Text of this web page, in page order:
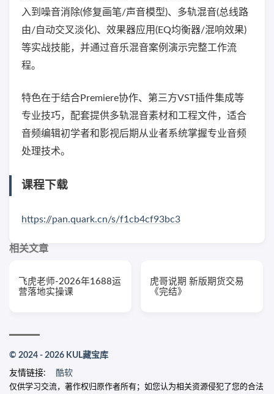
入到噪音消除(修复画笔/声音模型)、多轨混音(总线路
由/自动交叉淡化)、效果器应用(EQ均衡器/混响效果)
等实战技能，并通过音乐混音案例演示完整工作流
程。
特色在于结合Premiere协作、第三方VST插件集成等
专业技巧，配套提供多轨混音素材和工程文件，适合
音频编辑初学者和影视后期从业者系统掌握专业音频
处理技术。
课程下载
https://pan.quark.cn/s/f1cb4cf93bc3
相关文章
飞虎老师-2026年1688运
营落地实操课
虎哥说期 新版期货交易
《完结》
© 2024 - 2026 KUL藏宝库
友情链接: 酷软
仅供学习交流，著作权归原作者所有；如您认为相关资源侵犯了您的合法